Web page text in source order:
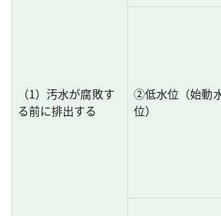
（1）汚水が腐敗す
る前に排出する
②低水位（始動
位）